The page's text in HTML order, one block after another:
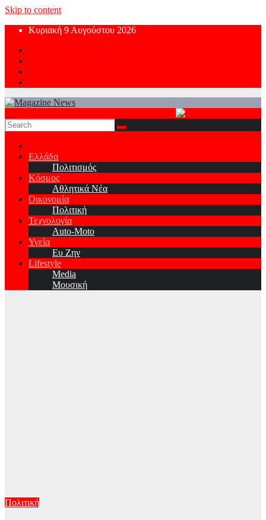
Skip to content
Κυριακή 9 Αυγούστου 2026
Ελλάδα
Πολιτισμός
Κόσμος
Αθλητικά Νέα
Οικονομία
Πολιτική
Τεχνολογία
Auto-Moto
Υγεία
Ευ Ζην
Lifestyle
Media
Μουσική
Πολιτική